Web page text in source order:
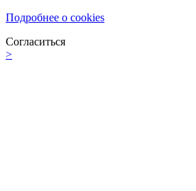
Подробнее о cookies
Согласиться
>